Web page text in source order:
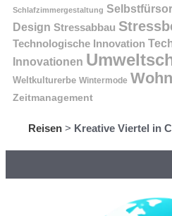
Schlafzimmergestaltung
Design Stressabbau
Technologische Innovation
Innovationen
Weltkulturerbe Wintermode
Zeitmanagement
Reisen> Kreative Viertel in